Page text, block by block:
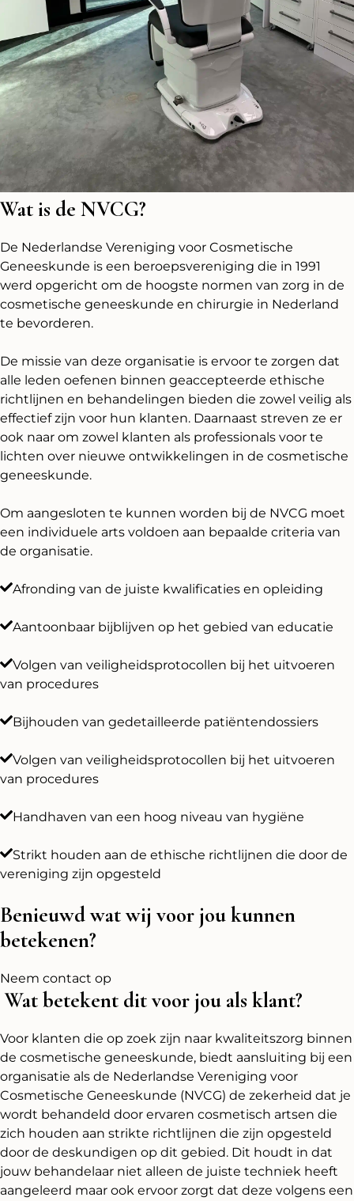
Wat is de NVCG?
De Nederlandse Vereniging voor Cosmetische
Geneeskunde is een beroepsvereniging die in 1991
werd opgericht om de hoogste normen van zorg in de
cosmetische geneeskunde en chirurgie in Nederland
te bevorderen.
De missie van deze organisatie is ervoor te zorgen dat
alle leden oefenen binnen geaccepteerde ethische
richtlijnen en behandelingen bieden die zowel veilig als
effectief zijn voor hun klanten. Daarnaast streven ze er
ook naar om zowel klanten als professionals voor te
lichten over nieuwe ontwikkelingen in de cosmetische
geneeskunde.
Om aangesloten te kunnen worden bij de NVCG moet
een individuele arts voldoen aan bepaalde criteria van
de organisatie.
Afronding van de juiste kwalificaties en opleiding
Aantoonbaar bijblijven op het gebied van educatie
Volgen van veiligheidsprotocollen bij het uitvoeren
van procedures
Bijhouden van gedetailleerde patiëntendossiers
Volgen van veiligheidsprotocollen bij het uitvoeren
van procedures
Handhaven van een hoog niveau van hygiëne
Strikt houden aan de ethische richtlijnen die door de
vereniging zijn opgesteld
Benieuwd wat wij voor jou kunnen
betekenen?
Neem contact op
Wat betekent dit voor jou als klant?
Voor klanten die op zoek zijn naar kwaliteitszorg binnen
de cosmetische geneeskunde, biedt aansluiting bij een
organisatie als de Nederlandse Vereniging voor
Cosmetische Geneeskunde (NVCG) de zekerheid dat je
wordt behandeld door ervaren cosmetisch artsen die
zich houden aan strikte richtlijnen die zijn opgesteld
door de deskundigen op dit gebied. Dit houdt in dat
jouw behandelaar niet alleen de juiste techniek heeft
aangeleerd maar ook ervoor zorgt dat deze volgens een